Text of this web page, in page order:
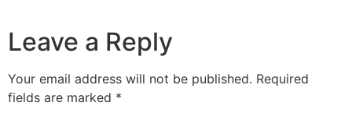
Leave a Reply
Your email address will not be published. Required
fields are marked *